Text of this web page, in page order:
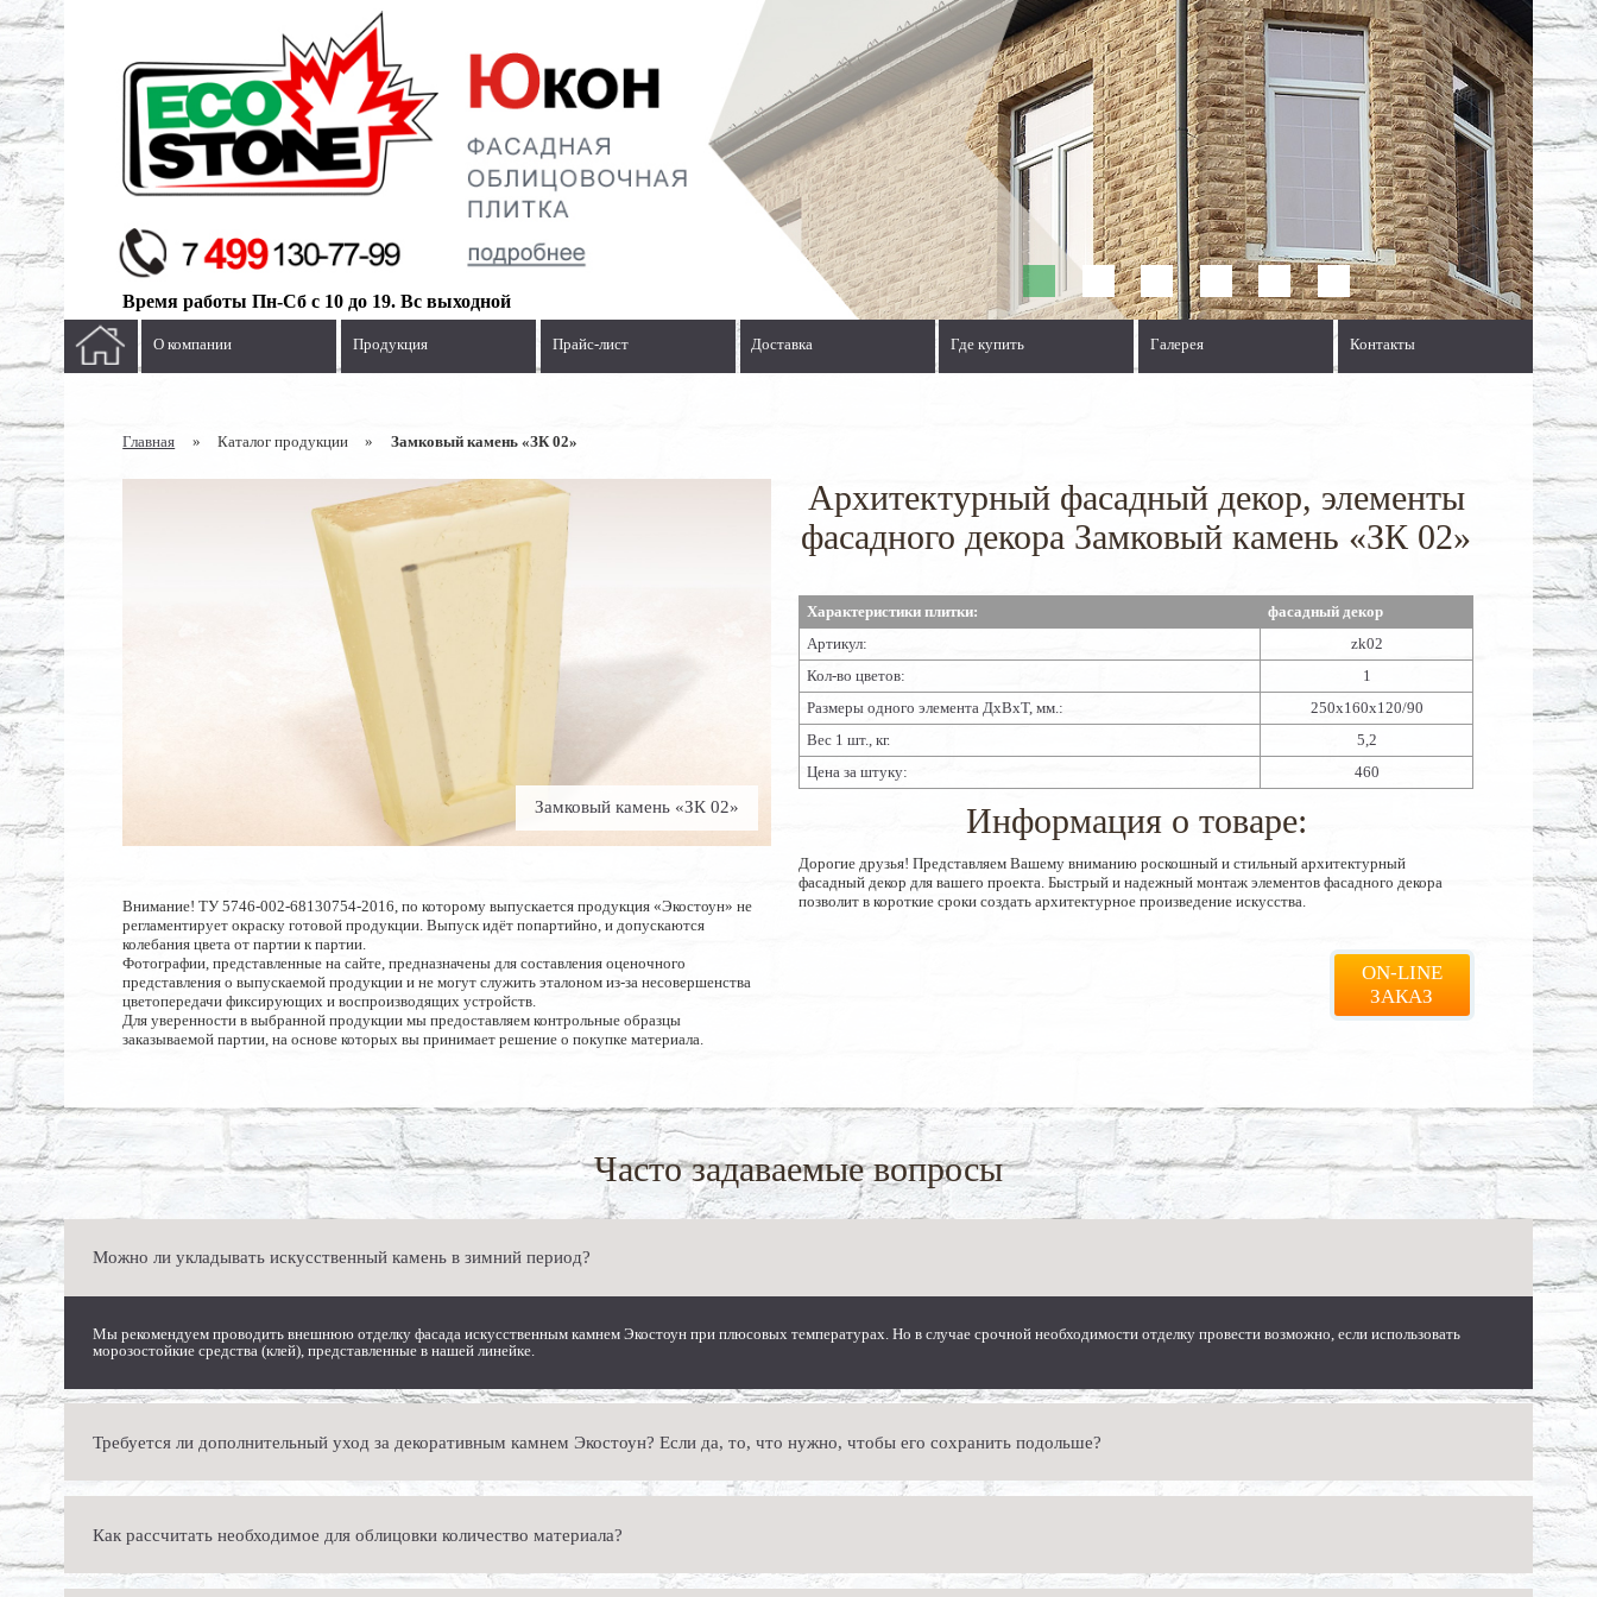
Время работы Пн-Сб с 10 до 19. Вс выходной
О компании Продукция Прайс-лист Доставка Где купить Галерея Контакты
Главная » Каталог продукции » Замковый камень «ЗК 02»
Замковый камень «ЗК 02»
Внимание! ТУ 5746-002-68130754-2016, по которому выпускается продукция «Экостоун» не
регламентирует окраску готовой продукции. Выпуск идёт попартийно, и допускаются
колебания цвета от партии к партии.
Фотографии, представленные на сайте, предназначены для составления оценочного
представления о выпускаемой продукции и не могут служить эталоном из-за несовершенства
цветопередачи фиксирующих и воспроизводящих устройств.
Для уверенности в выбранной продукции мы предоставляем контрольные образцы
заказываемой партии, на основе которых вы принимает решение о покупке материала.
Архитектурный фасадный декор, элементы
фасадного декора Замковый камень «ЗК 02»
Характеристики плитки:
фасадный декор
Артикул:
zk02
Кол-во цветов:
1
Размеры одного элемента ДхВхТ, мм.:
250х160х120/90
Вес 1 шт., кг.
5,2
Цена за штуку:
460
Информация о товаре:
Дорогие друзья! Представляем Вашему вниманию роскошный и стильный архитектурный
фасадный декор для вашего проекта. Быстрый и надежный монтаж элементов фасадного декора
позволит в короткие сроки создать архитектурное произведение искусства.
ON-LINE
ЗАКАЗ
Часто задаваемые вопросы
Можно ли укладывать искусственный камень в зимний период?
Мы рекомендуем проводить внешнюю отделку фасада искусственным камнем Экостоун при плюсовых температурах. Но в случае срочной необходимости отделку провести возможно, если использовать
морозостойкие средства (клей), представленные в нашей линейке.
Требуется ли дополнительный уход за декоративным камнем Экостоун? Если да, то, что нужно, чтобы его сохранить подольше?
загрязнениям.
Как рассчитать необходимое для облицовки количество материала?